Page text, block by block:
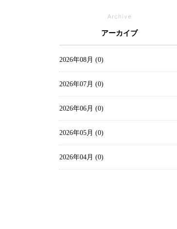
Archive
アーカイブ
2026年08月 (0)
2026年07月 (0)
2026年06月 (0)
2026年05月 (0)
2026年04月 (0)